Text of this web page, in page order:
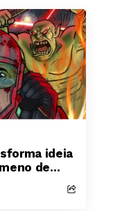
ideia
de
em